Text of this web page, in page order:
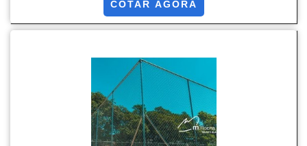
segurança e ao mesmo tempo agregar valor
estético ao local. Importância do alambrado e sua
alambrado é muito importante associar as
características do produto e o valor de custo à sua
procedência. Por isso recomenda.
COTAR AGORA